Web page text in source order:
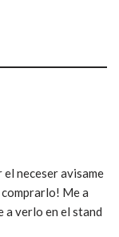
neceser avisame
Me a
a verlo en el stand